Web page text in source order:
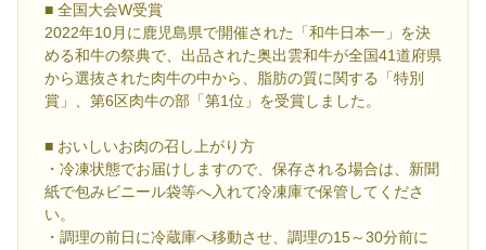
■ 全国大会W受賞
2022年10月に鹿児島県で開催された「和牛日本一」を決
める和牛の祭典で、出品された奥出雲和牛が全国41道府県
から選抜された肉牛の中から、脂肪の質に関する「特別
賞」、第6区肉牛の部「第1位」を受賞しました。
■ おいしいお肉の召し上がり方
・冷凍状態でお届けしますので、保存される場合は、新聞
紙で包みビニール袋等へ入れて冷凍庫で保管してくださ
い。
・調理の前日に冷蔵庫へ移動させ、調理の15～30分前に